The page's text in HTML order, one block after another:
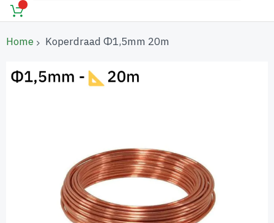
Home Koperdraad Φ1,5mm 20m
naar